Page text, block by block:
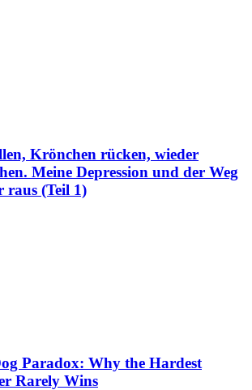
Krönchen rücken, wieder
Meine Depression und der Weg
raus (Teil 1)
Paradox: Why the Hardest
Rarely Wins